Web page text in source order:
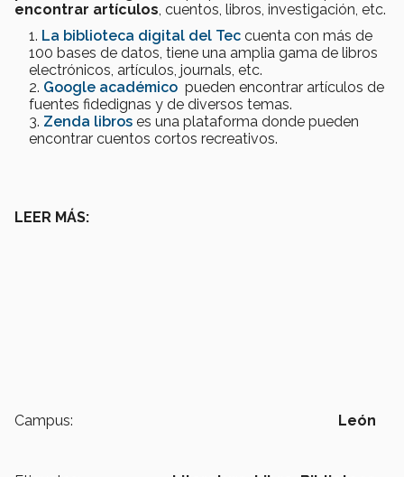
encontrar artículos, cuentos, libros, investigación, etc.
La biblioteca digital del Tec cuenta con más de
100 bases de datos, tiene una amplia gama de libros
electrónicos, artículos, journals, etc.
Google académico pueden encontrar artículos de
fuentes fidedignas y de diversos temas.
Zenda libros es una plataforma donde pueden
encontrar cuentos cortos recreativos.
LEER MÁS:
Campus: León